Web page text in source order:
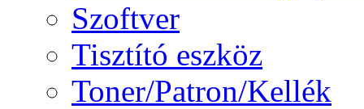
Szoftver
Tisztító eszköz
Toner/Patron/Kellék